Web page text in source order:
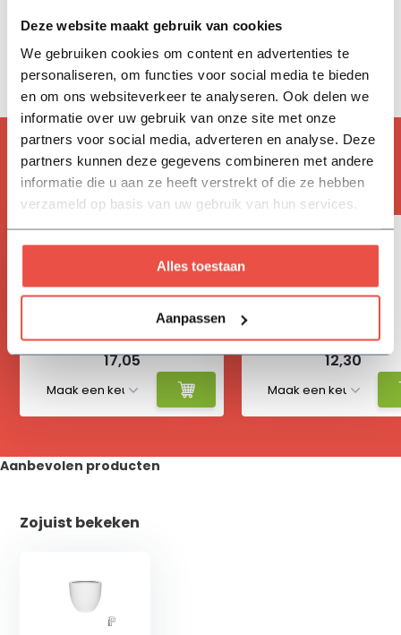
Deze website maakt gebruik van cookies
We gebruiken cookies om content en advertenties te
personaliseren, om functies voor social media te bieden
en om ons websiteverkeer te analyseren. Ook delen we
informatie over uw gebruik van onze site met onze
partners voor social media, adverteren en analyse. Deze
partners kunnen deze gegevens combineren met andere
informatie die u aan ze heeft verstrekt of die ze hebben
verzameld op basis van uw gebruik van hun services.
Alles toestaan
Aanpassen
Reviews
Delen
ACCESSOIRES
Handig om mee te bestellen
17,05 12,30
Aanbevolen producten
Zojuist bekeken